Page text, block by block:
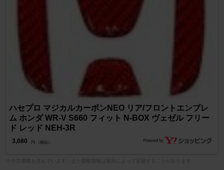
ハセプロ マジカルカーボンNEO リア/フロントエンブレ
ム ホンダ WR-V S660 フィット N-BOX ヴェゼル フリー
ド レッド NEH-3R
3,080 円 （税込）